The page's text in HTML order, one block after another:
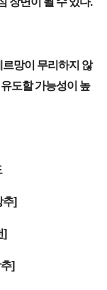
망이 무리하지 않
도할 가능성이 높
추]
]
]